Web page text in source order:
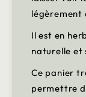
légèrement
Il est en
naturelle et
Ce panier
permettre